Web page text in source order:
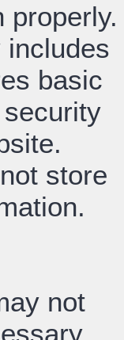
properly.
basic
store
not